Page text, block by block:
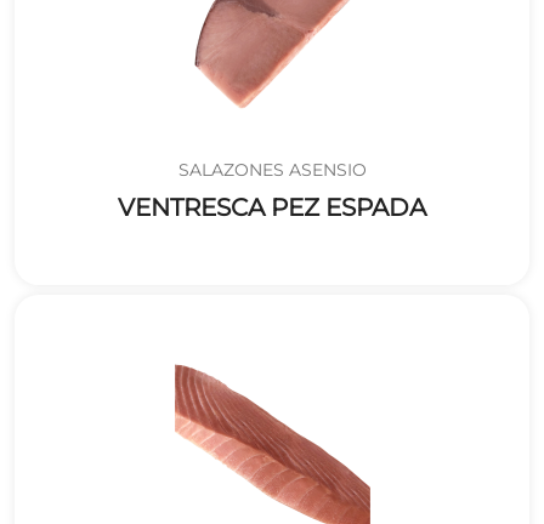
SALAZONES ASENSIO
VENTRESCA PEZ ESPADA